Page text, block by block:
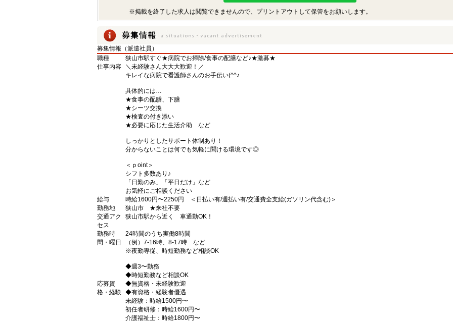
※掲載を終了した求人は閲覧できませんので、プリントアウトして保管をお願いします。
募集情報（派遣社員）
職種
狭山市駅すぐ★病院でお掃除/食事の配膳など♪★激募★
仕事内容
＼未経験さん大大大歓迎！／
キレイな病院で看護師さんのお手伝い(^^♪
具体的には…
★食事の配膳、下膳
★シーツ交換
★検査の付き添い
★必要に応じた生活介助 など
しっかりとしたサポート体制あり！
分からないことは何でも気軽に聞ける環境です◎
＜ｐoint＞
シフト多数あり♪
「日勤のみ」「平日だけ」など
お気軽にご相談ください
給与
時給1600円〜2250円 ＜日払い有/週払い有/交通費全支給(ガソリン代含む)＞
勤務地
狭山市 ★来社不要
交通アク
セス
狭山市駅から近く 車通勤OK！
勤務時
間・曜日
24時間のうち実働8時間
（例）7-16時、8-17時 など
※夜勤専従、時短勤務など相談OK
◆週3〜勤務
◆時短勤務など相談OK
応募資
格・経験
◆無資格・未経験歓迎
◆有資格・経験者優遇
未経験：時給1500円〜
初任者研修：時給1600円〜
介護福祉士：時給1800円〜